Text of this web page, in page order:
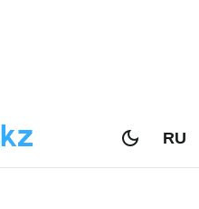
RU